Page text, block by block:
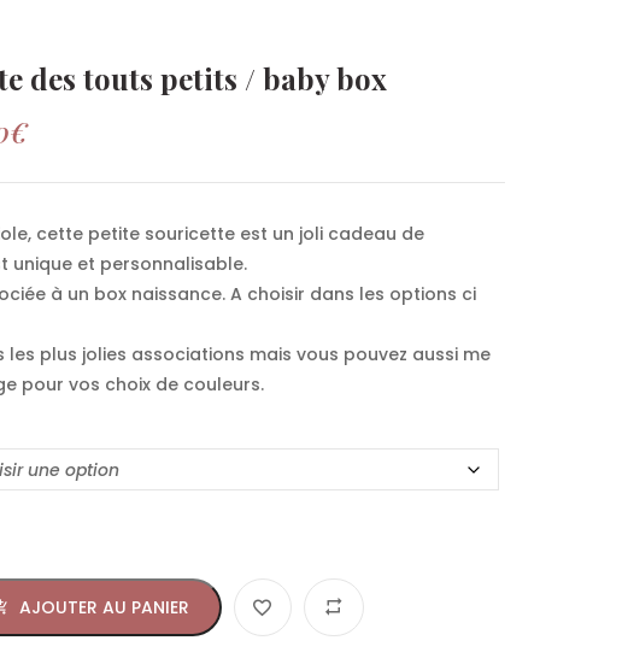
des touts petits / baby box
€
cette petite souricette est un joli cadeau de
unique et personnalisable.
à un box naissance. A choisir dans les options ci
les plus jolies associations mais vous pouvez aussi me
pour vos choix de couleurs.
AJOUTER AU PANIER